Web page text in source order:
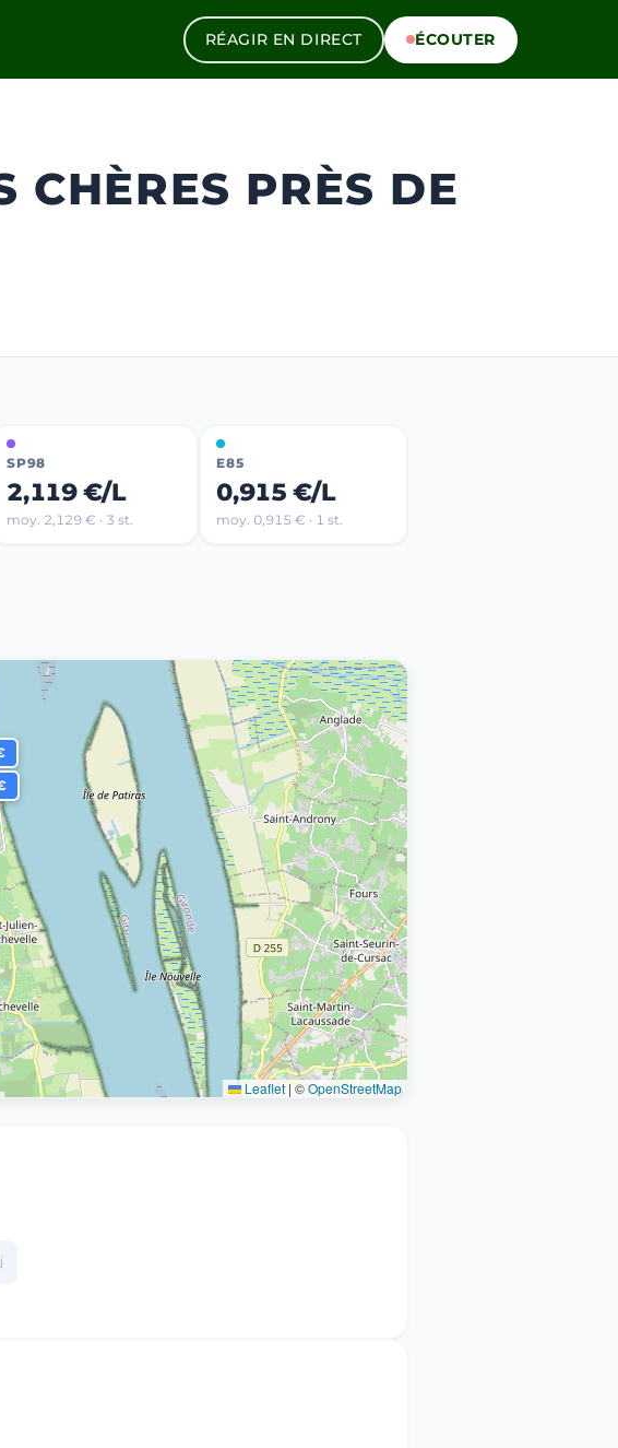
RÉAGIR EN DIRECT ÉCOUTER
CHÈRES PRÈS DE
SP98
2,119 €/L
moy. 2,129 € · 3 st.
E85
0,915 €/L
moy. 0,915 € · 1 st.
Leaflet|©OpenStreetMap